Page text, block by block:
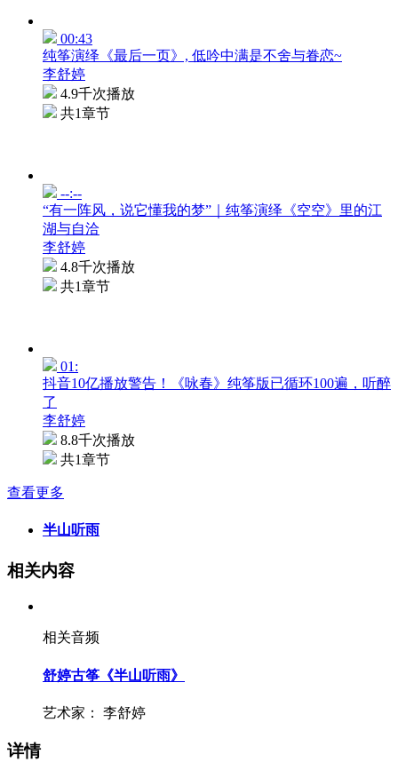
00:43
纯筝演绎《最后一页》, 低吟中满是不舍与眷恋~
李舒婷
4.9千次播放
共1章节
--:--
“有一阵风，说它懂我的梦”｜纯筝演绎《空空》里的江
湖与自洽
李舒婷
4.8千次播放
共1章节
01:
抖音10亿播放警告！《咏春》纯筝版已循环100遍，听醉
了
李舒婷
8.8千次播放
共1章节
查看更多
半山听雨
相关内容
相关音频
舒婷古筝《半山听雨》
艺术家： 李舒婷
详情